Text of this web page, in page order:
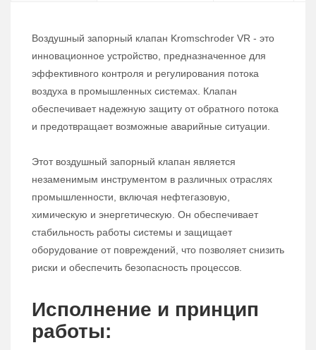
Воздушный запорный клапан Kromschroder VR - это
инновационное устройство, предназначенное для
эффективного контроля и регулирования потока
воздуха в промышленных системах. Клапан
обеспечивает надежную защиту от обратного потока
и предотвращает возможные аварийные ситуации.
Этот воздушный запорный клапан является
незаменимым инструментом в различных отраслях
промышленности, включая нефтегазовую,
химическую и энергетическую. Он обеспечивает
стабильность работы системы и защищает
оборудование от повреждений, что позволяет снизить
риски и обеспечить безопасность процессов.
Исполнение и принцип
работы: